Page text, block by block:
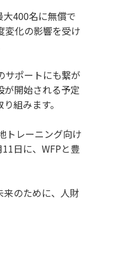
400名に無償で
変化の影響を受け
サポートにも繋が
が開始される予定
組みます。
トレーニング向け
日に、WFPと豊
来のために、人財